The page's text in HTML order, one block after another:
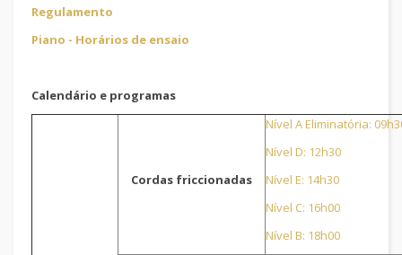
Regulamento
Piano - Horários de ensaio
Calendário e programas
Cordas friccionadas
Nível A Eliminatória:
Nível D: 12h30
Nível E: 14h30
Nível C: 16h00
Nível B: 18h00